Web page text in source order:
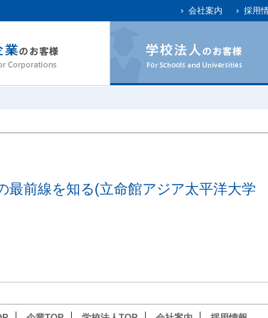
採用
会社案内
最前線を知る(立命館アジア太平洋大学